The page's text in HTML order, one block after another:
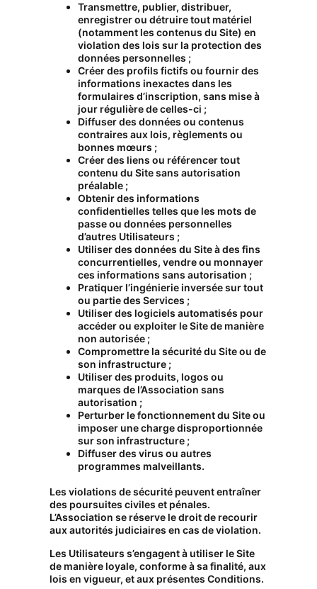
Transmettre, publier, distribuer,
enregistrer ou détruire tout matériel
(notamment les contenus du Site) en
violation des lois sur la protection des
données personnelles ;
Créer des profils fictifs ou fournir des
informations inexactes dans les
formulaires d’inscription, sans mise à
jour régulière de celles-ci ;
Diffuser des données ou contenus
contraires aux lois, règlements ou
bonnes mœurs ;
Créer des liens ou référencer tout
contenu du Site sans autorisation
préalable ;
Obtenir des informations
confidentielles telles que les mots de
passe ou données personnelles
d’autres Utilisateurs ;
Utiliser des données du Site à des fins
concurrentielles, vendre ou monnayer
ces informations sans autorisation ;
Pratiquer l’ingénierie inversée sur tout
ou partie des Services ;
Utiliser des logiciels automatisés pour
accéder ou exploiter le Site de manière
non autorisée ;
Compromettre la sécurité du Site ou de
son infrastructure ;
Utiliser des produits, logos ou
marques de l’Association sans
autorisation ;
Perturber le fonctionnement du Site ou
imposer une charge disproportionnée
sur son infrastructure ;
Diffuser des virus ou autres
programmes malveillants.
Les violations de sécurité peuvent entraîner
des poursuites civiles et pénales.
L’Association se réserve le droit de recourir
aux autorités judiciaires en cas de violation.
Les Utilisateurs s’engagent à utiliser le Site
de manière loyale, conforme à sa finalité, aux
lois en vigueur, et aux présentes Conditions.